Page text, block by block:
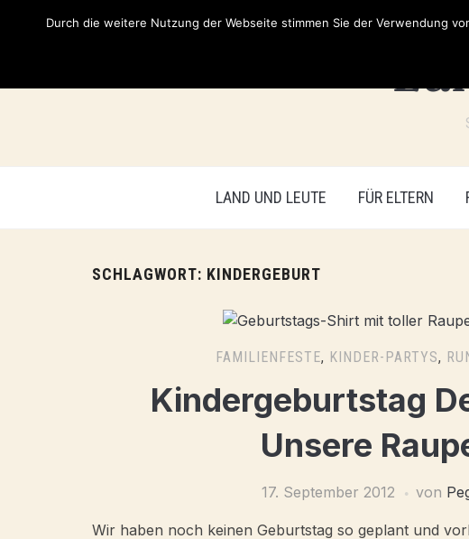
LAND UND LEUTE FÜR ELTERN
SCHLAGWORT: KINDERGEBURT
FAMILIENFESTE, KINDER-PARTYS,
Kindergeburtstag
Unsere
17. September 2012 von
Wir haben noch keinen Geburtstag so geplant und
Durch die weitere Nutzung der Webseite stimmen Sie der Verwendung